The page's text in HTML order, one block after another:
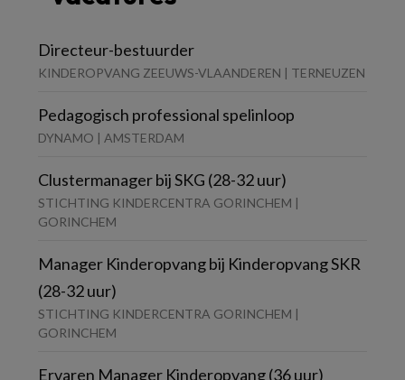
Directeur-bestuurder
KINDEROPVANG ZEEUWS-VLAANDEREN | TERNEUZEN
Pedagogisch professional spelinloop
DYNAMO | AMSTERDAM
Clustermanager bij SKG (28-32 uur)
STICHTING KINDERCENTRA GORINCHEM |
GORINCHEM
Manager Kinderopvang bij Kinderopvang SKR
(28-32 uur)
STICHTING KINDERCENTRA GORINCHEM |
GORINCHEM
Ervaren Manager Kinderopvang (36 uur)